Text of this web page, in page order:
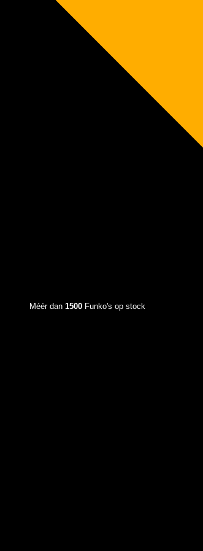
Méér dan 1500 Funko's op stock